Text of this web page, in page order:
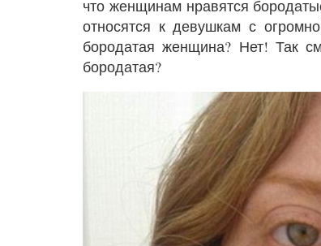
что женщинам нравятся
относятся к девушкам с
бородатая женщина? Нет! Так
бородатая?